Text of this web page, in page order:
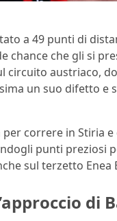
a 49 punti di
chance che gli si
circuito austriaco,
un suo difetto
correre in Stiria
punti preziosi
sul terzetto
di